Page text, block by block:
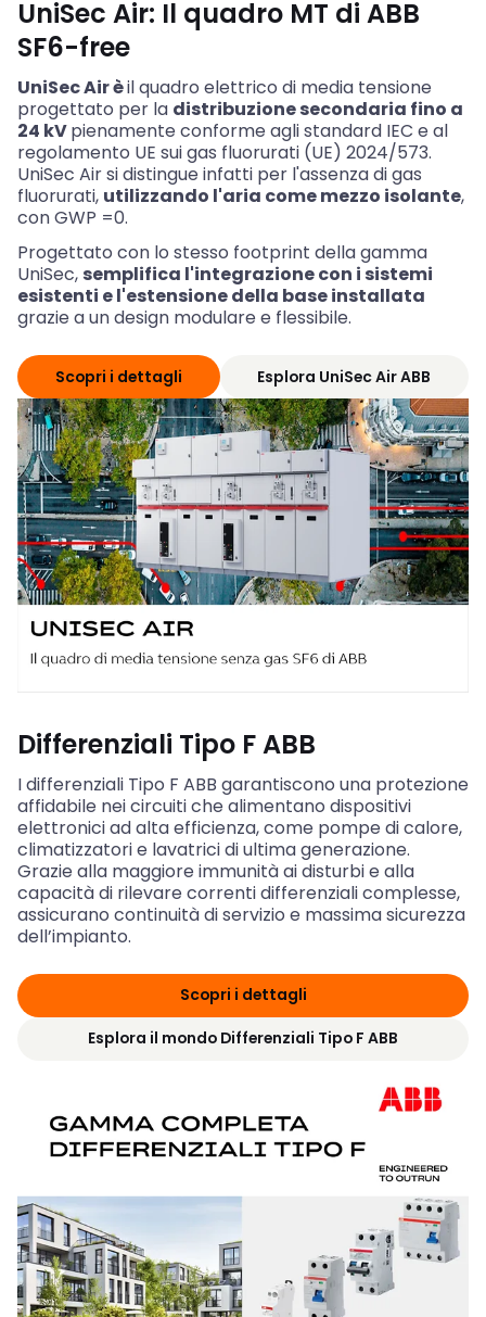
UniSec Air: Il quadro MT di ABB
SF6-free
UniSec Air èil quadro elettrico di media tensione
progettato per la distribuzione secondaria fino a
24 kVpienamente conforme agli standard IEC e al
regolamento UE sui gas fluorurati (UE) 2024/573.
UniSec Air si distingue infatti per l'assenza di gas
fluorurati, utilizzando l'aria come mezzo isolante,
con GWP =0.
Progettato con lo stesso footprint della gamma
UniSec, semplifica l'integrazione con i sistemi
esistenti e l'estensione della base installata
grazie a un design modulare e flessibile.
Scopri i dettagli Esplora UniSec Air ABB
Differenziali Tipo F ABB
I differenziali Tipo F ABB garantiscono una protezione
affidabile nei circuiti che alimentano dispositivi
elettronici ad alta efficienza, come pompe di calore,
climatizzatori e lavatrici di ultima generazione.
Grazie alla maggiore immunità ai disturbi e alla
capacità di rilevare correnti differenziali complesse,
assicurano continuità di servizio e massima sicurezza
dell’impianto.
Scopri i dettagli
Esplora il mondo Differenziali Tipo F ABB